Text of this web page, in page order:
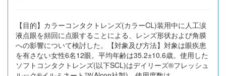
【目的】カラーコンタクトレンズ(カラーCL)装用中に人工涙
液点眼を頻回に点眼することによる、レンズ形状および角膜
への影響について検討した。【対象及び方法】対象は眼疾患
を有さない女性6名12眼。平均年齢は35.2±10.6歳。使用した
ソフトコンタクトレンズ(以下SCL)はデイリーズ®フレッシュ